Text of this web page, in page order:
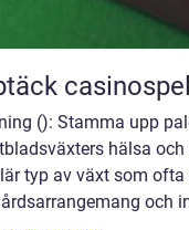
(): Stamma upp
hälsa
typ av växt som
och